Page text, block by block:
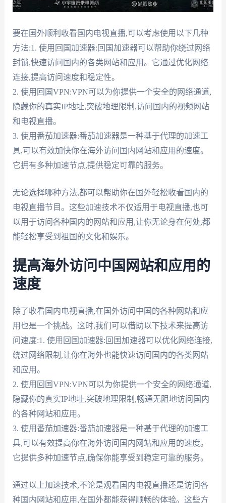
要在国外顺利收看国内电视直播,可以考虑使用以下几种
方法:1. 使用回国加速器:回国加速器可以帮助你绕过网络
封锁,快速访问国内的各类网站和应用。它通过优化网络
连接,提高访问速度和稳定性。
2. 使用回国VPN:VPN可以为你提供一个安全的网络通道,
隐藏你的真实IP地址,突破地理限制,访问国内的视频网站
和电视直播。
3. 使用番茄加速器:番茄加速器是一种基于代理的加速工
具,可以有效加快你在海外访问国内网站和应用的速度。
它拥有多种加速节点,提供稳定可靠的服务。
无论选择哪种方法,都可以帮助你在国外轻松收看国内的
电视直播节目。这些加速技术不仅适用于电视直播,也可
以用于访问各种国内的网站和应用,让你无论身在何处,都
能轻松享受到祖国的文化和娱乐。
提高海外访问中国网站和应用的
速度
除了收看国内电视直播,在国外访问中国的各种网站和应
用也是一个挑战。这时,我们可以借助以下技术来提高访
问速度:1. 使用回国加速器:回国加速器可以优化网络连接,
绕过网络限制,让你在海外也能快速访问国内的各类网站
和应用。
2. 使用回国VPN:VPN可以为你提供一个安全的网络通道,
隐藏你的真实IP地址,突破地理限制,畅通无阻地访问国内
的各种网站和应用。
3. 使用番茄加速器:番茄加速器是一种基于代理的加速工
具,可以有效提高你在海外访问国内网站和应用的速度。
它提供多种加速节点,确保你能享受到稳定可靠的服务。
通过以上加速技术,不论是观看国内电视直播还是访问各
种国内网站和应用,在国外都能获得顺畅的体验。这些方